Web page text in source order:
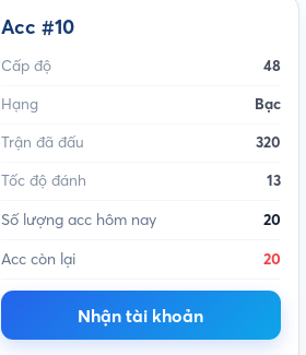
Acc #10
Cấp độ 48
Hạng Bạc
Trận đã đấu 320
Tốc độ đánh 13
Số lượng acc hôm nay
20
Acc còn lại
20
Nhận tài khoản